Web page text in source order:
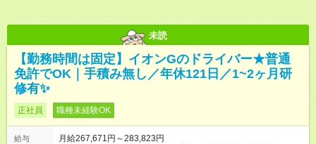
未読
【勤務時間は固定】イオンGのドライバー★普通
免許でOK｜手積み無し／年休121日／1~2ヶ月研
修有✨
正社員 職種未経験OK
給与
月給267,671円～283,823円